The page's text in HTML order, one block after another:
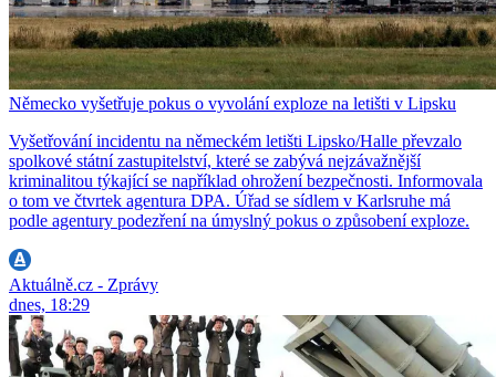
Německo vyšetřuje pokus o vyvolání exploze na letišti v Lipsku
Vyšetřování incidentu na německém letišti Lipsko/Halle převzalo
spolkové státní zastupitelství, které se zabývá nejzávažnější
kriminalitou týkající se například ohrožení bezpečnosti. Informovala
o tom ve čtvrtek agentura DPA. Úřad se sídlem v Karlsruhe má
podle agentury podezření na úmyslný pokus o způsobení exploze.
Aktuálně.cz - Zprávy
dnes, 18:29